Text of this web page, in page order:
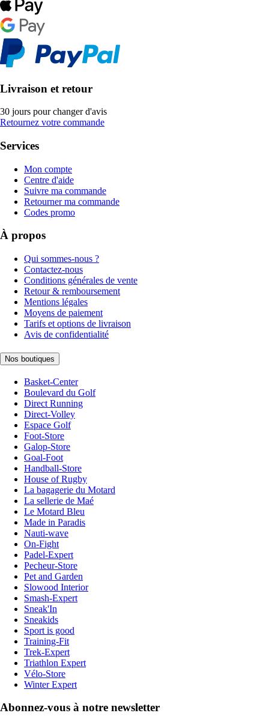
Livraison et retour
30 jours pour changer d'avis
Retournez votre commande
Services
Mon compte
Centre d'aide
Suivre ma commande
Retourner ma commande
Codes promo
À propos
Qui sommes-nous ?
Contactez-nous
Conditions générales de vente
Retour & remboursement
Mentions légales
Moyens de paiement
Tarifs et options de livraison
Avis de confidentialité
Nos boutiques
Basket-Center
Boulevard du Golf
Direct Running
Direct-Volley
Espace Golf
Foot-Store
Galop-Store
Goal-Foot
Handball-Store
House of Rugby
La bagagerie du Motard
La sellerie de Maé
Le Motard Bleu
Made in Paradis
Nauti-wave
On-Fight
Padel-Expert
Pecheur-Store
Pet and Garden
Slowood Interior
Smash-Expert
Sneak'In
Sneakids
Sport is good
Training-Fit
Trek-Expert
Triathlon Expert
Vélo-Store
Winter Expert
Abonnez-vous à notre newsletter